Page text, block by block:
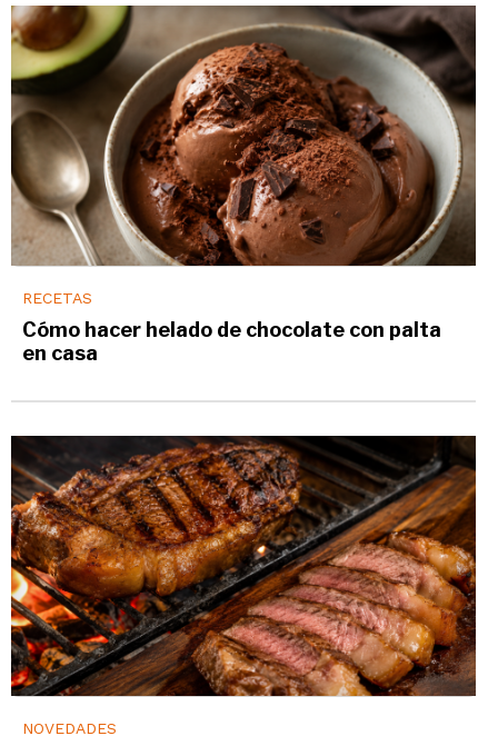
RECETAS
Cómo hacer helado de chocolate con palta
en casa
NOVEDADES